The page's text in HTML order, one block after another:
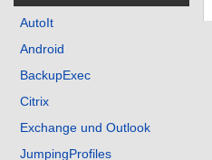
AutoIt
Android
BackupExec
Citrix
Exchange und Outlook
JumpingProfiles